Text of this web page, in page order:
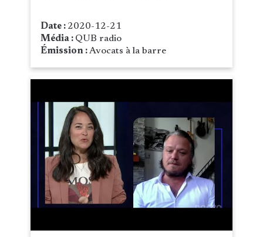
Date : 2020-12-21
Média : QUB radio
Émission :Avocats à la barre